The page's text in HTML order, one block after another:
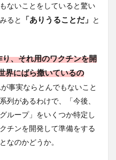
ないことをしていると驚い
ると
「ありうることだ」 と
、それ用のワクチンを開
界にばら撒いているの
事実ならとんでもないこと
列があるわけで、「今後、
ループ」をいくつか特定し
チンを開発して準備をする
なのかどうか。